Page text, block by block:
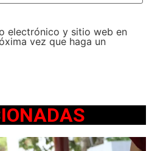
electrónico y sitio web en
vez que haga un